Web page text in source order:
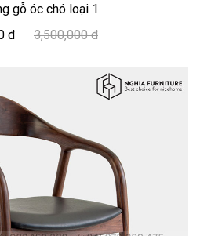
gỗ óc chó loại 1
đ
3,500,000 đ